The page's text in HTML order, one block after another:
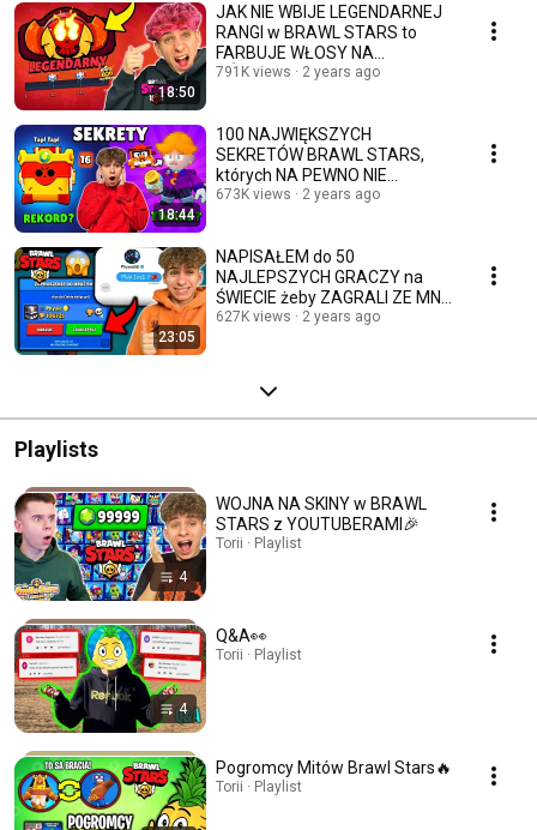
18:50
JAK NIE WBIJE LEGENDARNEJ
RANGI w BRAWL STARS to
FARBUJE WŁOSY NA
RÓŻOWO...🥴
791K views 2 years ago
18:44
100 NAJWIĘKSZYCH
SEKRETÓW BRAWL STARS,
których NA PEWNO NIE
ZNAŁEŚ!😱
673K views 2 years ago
23:05
NAPISAŁEM do 50
NAJLEPSZYCH GRACZY na
ŚWIECIE żeby ZAGRALI ZE MNĄ
1 VS 1 w BRAWL STARS...⚔️
627K views 2 years ago
Playlists
4
WOJNA NA SKINY w BRAWL
STARS z YOUTUBERAMI🎉
Torii · Playlist
4
Q&A👀
Torii · Playlist
Pogromcy Mitów Brawl Stars🔥
Torii · Playlist